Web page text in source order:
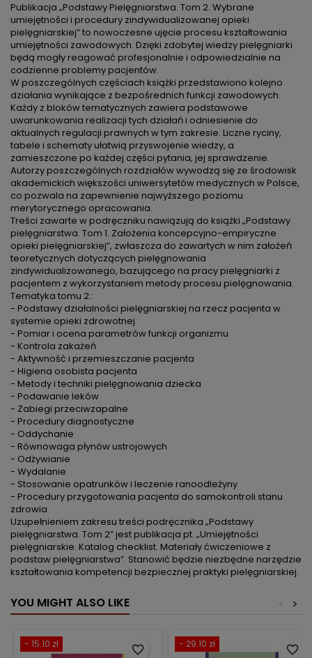
Publikacja „Podstawy Pielęgniarstwa. Tom 2. Wybrane
umiejętności i procedury zindywidualizowanej opieki
pielęgniarskiej” to nowoczesne ujęcie procesu kształtowania
umiejętności zawodowych. Dzięki zdobytej wiedzy pielęgniarki
będą mogły reagować profesjonalnie i odpowiedzialnie na
codzienne problemy pacjentów.
W poszczególnych częściach książki przedstawiono kolejno
działania wynikające z bezpośrednich funkcji zawodowych.
Każdy z bloków tematycznych zawiera podstawowe
uwarunkowania realizacji tych działań i odniesienie do
aktualnych regulacji prawnych w tym zakresie. Liczne ryciny,
tabele i schematy ułatwią przyswojenie wiedzy, a
zamieszczone po każdej części pytania, jej sprawdzenie.
Autorzy poszczególnych rozdziałów wywodzą się ze środowisk
akademickich większości uniwersytetów medycznych w Polsce,
co pozwala na zapewnienie najwyższego poziomu
merytorycznego opracowania.
Treści zawarte w podręczniku nawiązują do książki „Podstawy
pielęgniarstwa. Tom 1. Założenia koncepcyjno-empiryczne
opieki pielęgniarskiej”, zwłaszcza do zawartych w nim założeń
teoretycznych dotyczących pielęgnowania
zindywidualizowanego, bazującego na pracy pielęgniarki z
pacjentem z wykorzystaniem metody procesu pielęgnowania.
Tematyka tomu 2::
- Podstawy działalności pielęgniarskiej na rzecz pacjenta w
systemie opieki zdrowotnej
- Pomiar i ocena parametrów funkcji organizmu
- Kontrola zakażeń
- Aktywność i przemieszczanie pacjenta
- Higiena osobista pacjenta
- Metody i techniki pielęgnowania dziecka
- Podawanie leków
- Zabiegi przeciwzapalne
- Procedury diagnostyczne
- Oddychanie
- Równowaga płynów ustrojowych
- Odżywianie
- Wydalanie
- Stosowanie opatrunków i leczenie ranoodleżyny
- Procedury przygotowania pacjenta do samokontroli stanu
zdrowia
Uzupełnieniem zakresu treści podręcznika „Podstawy
pielęgniarstwa. Tom 2” jest publikacja pt. „Umiejętności
pielęgniarskie. Katalog checklist. Materiały ćwiczeniowe z
podstaw pielęgniarstwa”. Stanowić będzie niezbędne narzędzie
kształtowania kompetencji bezpiecznej praktyki pielęgniarskiej.
YOU MIGHT ALSO LIKE >
<
- 15.10 zł favorite_border - 29.10 zł favorite_border